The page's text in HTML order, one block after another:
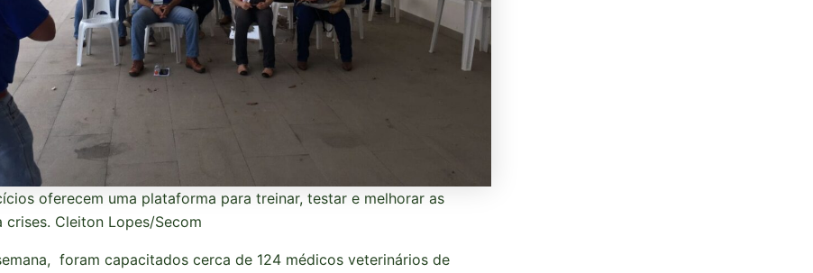
oferecem uma plataforma para treinar, testar e melhorar as
crises. Cleiton Lopes/Secom
foram capacitados cerca de 124 médicos veterinários de